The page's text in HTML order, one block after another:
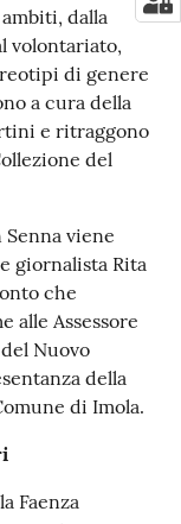
dalla
volontariato,
di genere
a cura della
e ritraggono
del
Senna viene
giornalista Rita
che
alle Assessore
Nuovo
della
di Imola.
Faenza